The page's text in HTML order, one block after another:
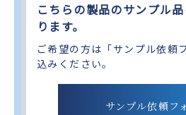
こちらの製品のサンプル
ります。
ご希望の方は「サンプル依頼
込みください。
サンプル依頼フ